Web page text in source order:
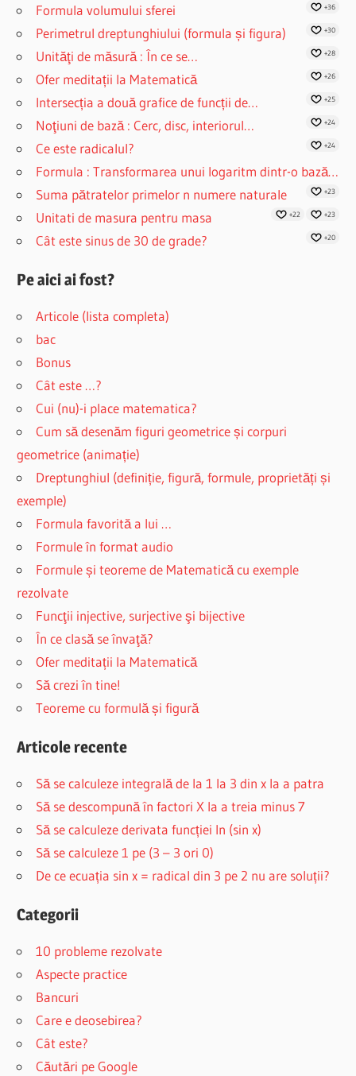
Formula volumului sferei +36
Perimetrul dreptunghiului (formula și figura) +30
Unităţi de măsură : În ce se… +28
Ofer meditații la Matematică +26
Intersecția a două grafice de funcții de… +25
Noţiuni de bază : Cerc, disc, interiorul… +24
Ce este radicalul? +24
Formula : Transformarea unui logaritm dintr-o bază…
+23
Suma pătratelor primelor n numere naturale
+23
Unitati de masura pentru masa +22
Cât este sinus de 30 de grade? +20
Pe aici ai fost?
Articole (lista completa)
bac
Bonus
Cât este …?
Cui (nu)-i place matematica?
Cum să desenăm figuri geometrice și corpuri
geometrice (animație)
Dreptunghiul (definiție, figură, formule, proprietăți și
exemple)
Formula favorită a lui …
Formule în format audio
Formule și teoreme de Matematică cu exemple
rezolvate
Funcţii injective, surjective şi bijective
În ce clasă se învaţă?
Ofer meditații la Matematică
Să crezi în tine!
Teoreme cu formulă și figură
Articole recente
Să se calculeze integrală de la 1 la 3 din x la a patra
Să se descompună în factori X la a treia minus 7
Să se calculeze derivata funcției ln (sin x)
Să se calculeze 1 pe (3 – 3 ori 0)
De ce ecuația sin x = radical din 3 pe 2 nu are soluții?
Categorii
10 probleme rezolvate
Aspecte practice
Bancuri
Care e deosebirea?
Cât este?
Căutări pe Google